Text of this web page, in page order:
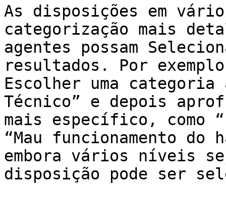
As disposições em
categorização mais
agentes possam
resultados. Por
Escolher uma categoria
Técnico” e depois
mais específico, como
“Mau funcionamento do
embora vários níveis
disposição pode ser